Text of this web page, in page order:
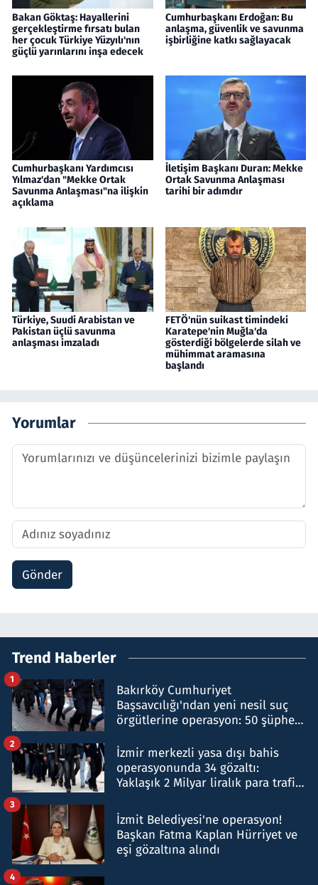
Bakan Göktaş: Hayallerini
gerçekleştirme fırsatı bulan
her çocuk Türkiye Yüzyılı'nın
güçlü yarınlarını inşa edecek
Cumhurbaşkanı Erdoğan: Bu
anlaşma, güvenlik ve savunma
işbirliğine katkı sağlayacak
Cumhurbaşkanı Yardımcısı
Yılmaz'dan "Mekke Ortak
Savunma Anlaşması"na ilişkin
açıklama
İletişim Başkanı Duran: Mekke
Ortak Savunma Anlaşması
tarihi bir adımdır
Türkiye, Suudi Arabistan ve
Pakistan üçlü savunma
anlaşması imzaladı
FETÖ'nün suikast timindeki
Karatepe'nin Muğla'da
gösterdiği bölgelerde silah ve
mühimmat aramasına
başlandı
Yorumlar
Gönder
Trend Haberler
Bakırköy Cumhuriyet
Başsavcılığı'ndan yeni nesil suç
örgütlerine operasyon: 50 şüpheli
1
İzmir merkezli yasa dışı bahis
operasyonunda 34 gözaltı:
Yaklaşık 2 Milyar liralık para trafiği
2
İzmit Belediyesi'ne operasyon!
Başkan Fatma Kaplan Hürriyet ve
eşi gözaltına alındı
3
4